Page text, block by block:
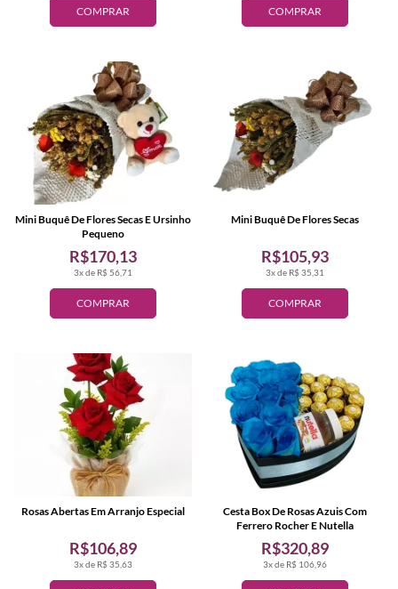
COMPRAR COMPRAR
COMPRAR
3x de R$ 56,71
R$170,13
Mini Buquê De Flores Secas E Ursinho
Pequeno
COMPRAR
3x de R$ 35,31
R$105,93
Mini Buquê De Flores Secas
3x de R$ 35,63
R$106,89
Rosas Abertas Em Arranjo Especial
3x de R$ 106,96
R$320,89
Cesta Box De Rosas Azuis Com
Ferrero Rocher E Nutella